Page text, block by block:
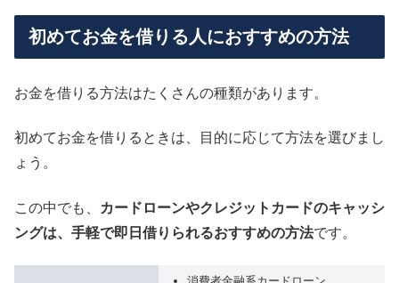
初めてお金を借りる人におすすめの方法
お金を借りる方法はたくさんの種類があります。
初めてお金を借りるときは、目的に応じて方法を選びまし
ょう。
この中でも、
カードローンやクレジットカードのキャッシ
ングは、手軽で即日借りられるおすすめの方法です。